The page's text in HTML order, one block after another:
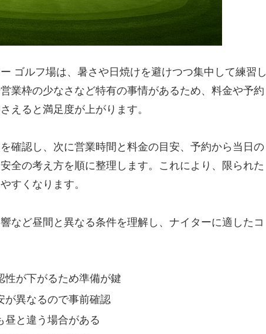
ゴルフ場は、暑さや日焼けを避けつつ集中して練習し
業枠の少なさなど特有の事情があるため、料金や予約
えると満足度が上がります。
確認し、次に営業時間と料金の目安、予約から当日の
全の考え方を順に整理します。これにより、限られた
すくなります。
など昼間と異なる条件を理解し、ナイターに適したコ
性が下がるため準備が鍵
が異なるので事前確認
昼と違う場合がある